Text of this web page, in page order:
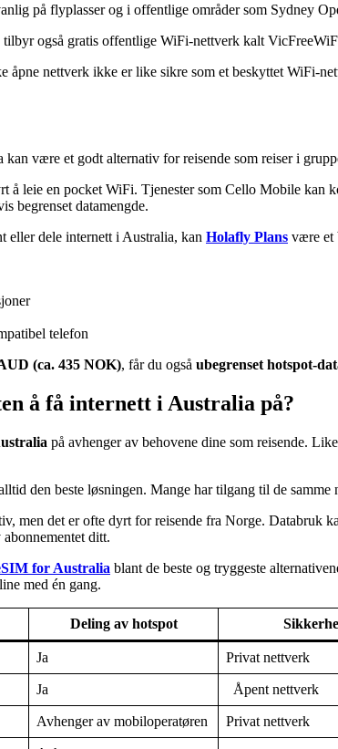
på flyplasser og i offentlige områder som Sydney
også gratis offentlige WiFi-nettverk kalt
åpne nettverk ikke er like sikre som et beskyttet WiFi-
være et godt alternativ for reisende som reiser i
å leie en pocket WiFi. Tjenester som Cello Mobile kan
begrenset datamengde.
eller dele internett i Australia, kan Holafly Plans være et
telefon
(ca. 435 NOK), får du også ubegrenset hotspot-
å få internett i Australia på?
på avhenger av behovene dine som reisende.
den beste løsningen. Mange har tilgang til de
men det er ofte dyrt for reisende fra Norge. Databruk
ditt.
for Australia blant de beste og tryggeste
med én gang.
Deling av hotspot
Ja Privat nettverk
Ja Åpent nettverk
Avhenger av mobiloperatøren Privat nettverk